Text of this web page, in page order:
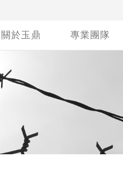
關於玉鼎 專業團隊